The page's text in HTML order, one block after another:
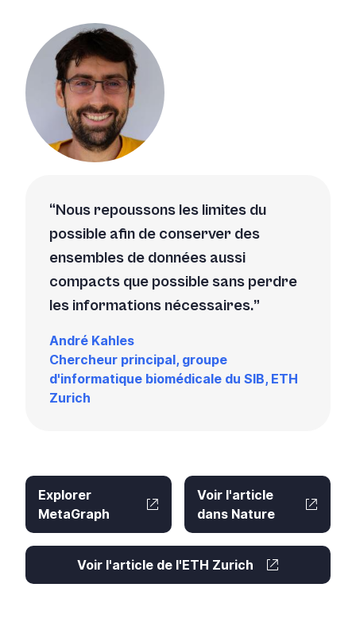
Nous repoussons les limites du
possible afin de conserver des
ensembles de données aussi
compacts que possible sans perdre
les informations nécessaires.
André Kahles
Chercheur principal, groupe
d'informatique biomédicale du SIB, ETH
Zurich
Explorer
MetaGraph
Voir l'article
dans Nature
Voir l'article de l'ETH Zurich